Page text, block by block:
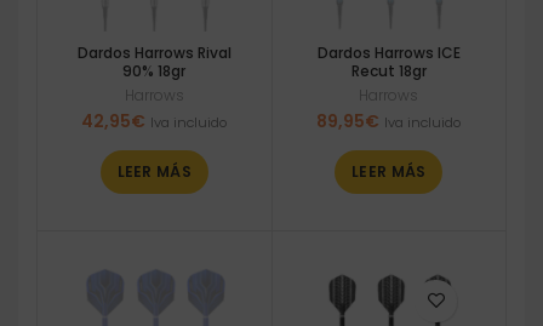
Dardos Harrows Rival
90% 18gr
Harrows
42,95€ Iva incluido
LEER MÁS
Dardos Harrows ICE
Recut 18gr
Harrows
89,95€ Iva incluido
LEER MÁS